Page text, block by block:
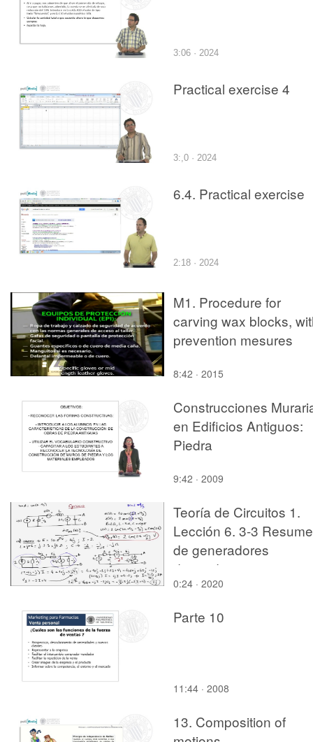
3:06 · 2024
Practical exercise 4
3:,0 · 2024
6.4. Practical exercise
2:18 · 2024
M1. Procedure for
carving wax blocks,
prevention mesures
8:42 · 2015
Construcciones
en Edificios Antiguos:
Piedra
9:42 · 2009
Teoría de Circuitos 1.
Lección 6. 3-3
de generadores
dependientes
0:24 · 2020
Parte 10
11:44 · 2008
13. Composition of